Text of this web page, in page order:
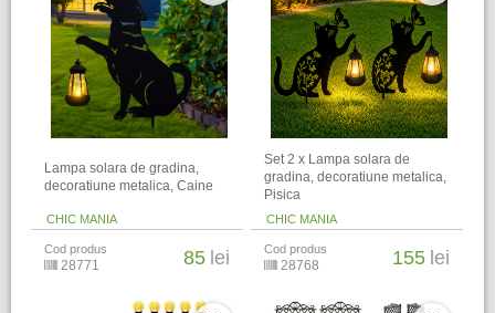
Lampa solara de gradina,
decoratiune metalica, Caine
CHIC MANIA
Cod produs
28771 85 lei
Set 2 x Lampa solara de
gradina, decoratiune metalica,
Pisica
CHIC MANIA
Cod produs
28768 155 lei